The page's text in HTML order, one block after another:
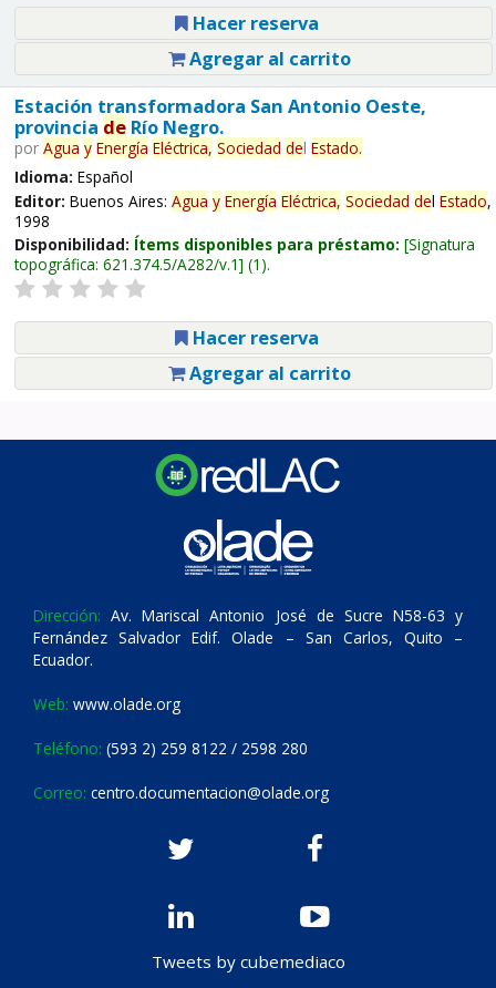
Hacer reserva
Agregar al carrito
Estación transformadora San Antonio Oeste,
provincia deRío Negro.
por Agua y Energía Eléctrica, Sociedad del Estado.
Idioma: Español
Editor: Buenos Aires: Agua y Energía Eléctrica, Sociedad del Estado,
1998
Disponibilidad: Ítems disponibles para préstamo: Signatura
topográfica: 621.374.5/A282/v.1 (1).
Hacer reserva
Agregar al carrito
Dirección: Av. Mariscal Antonio José de Sucre N58-63 y
Fernández Salvador Edif. Olade – San Carlos, Quito –
Ecuador.
Web: www.olade.org
Teléfono: (593 2) 259 8122 / 2598 280
Correo: centro.documentacion@olade.org
Tweets by cubemediaco